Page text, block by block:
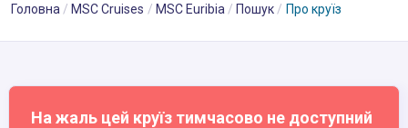
Головна MSC Cruises MSC Euribia Пошук Про круїз
На жаль цей круїз тимчасово не доступний